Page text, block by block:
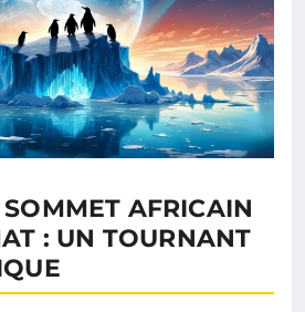
AFRICAIN
: UN TOURNANT